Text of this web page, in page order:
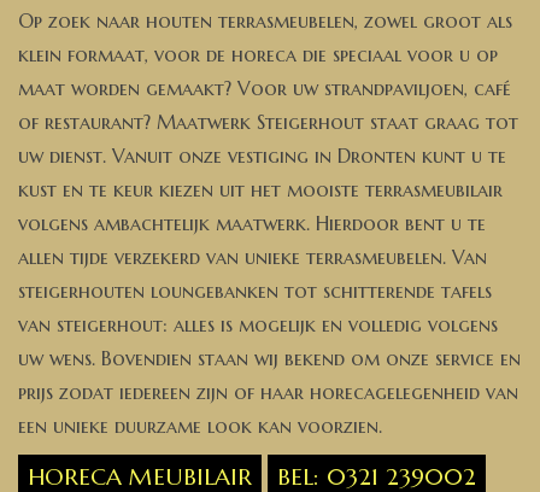
Hoekbanken
Plantenbakken
Hockers & Terrastafels
Opbergkisten
buy-gift-card
Zuilen & Pilaren
Blog
Op zoek naar houten terrasmeubelen, zowel groot als
klein formaat, voor de horeca die speciaal voor u op
maat worden gemaakt? Voor uw strandpaviljoen, café
of restaurant? Maatwerk Steigerhout staat graag tot
uw dienst. Vanuit onze vestiging in Dronten kunt u te
kust en te keur kiezen uit het mooiste terrasmeubilair
volgens ambachtelijk maatwerk. Hierdoor bent u te
allen tijde verzekerd van unieke terrasmeubelen. Van
steigerhouten loungebanken tot schitterende tafels
van steigerhout: alles is mogelijk en volledig volgens
uw wens. Bovendien staan wij bekend om onze service en
prijs zodat iedereen zijn of haar horecagelegenheid van
een unieke duurzame look kan voorzien.
HORECA MEUBILAIR BEL: 0321 239002